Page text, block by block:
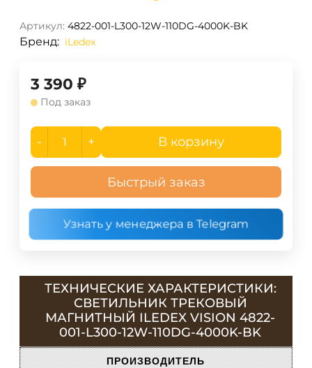
Артикул: 4822-001-L300-12W-110DG-4000K-BK
Бренд: iLedex
3 390 ₽
Под заказ
- + В корзину
Быстрый заказ
Узнать у менеджера в Telegram
ТЕХНИЧЕСКИЕ ХАРАКТЕРИСТИКИ:
СВЕТИЛЬНИК ТРЕКОВЫЙ
МАГНИТНЫЙ ILEDEX VISION 4822-
001-L300-12W-110DG-4000K-BK
ПРОИЗВОДИТЕЛЬ